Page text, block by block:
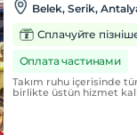
Belek, Serik,
Сплачуйте
Оплата частинами
Takım ruhu içerisinde
birlikte üstün hizmet